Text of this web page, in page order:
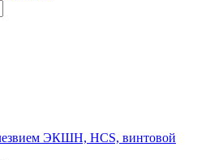
ЭКШН, HCS, винтовой